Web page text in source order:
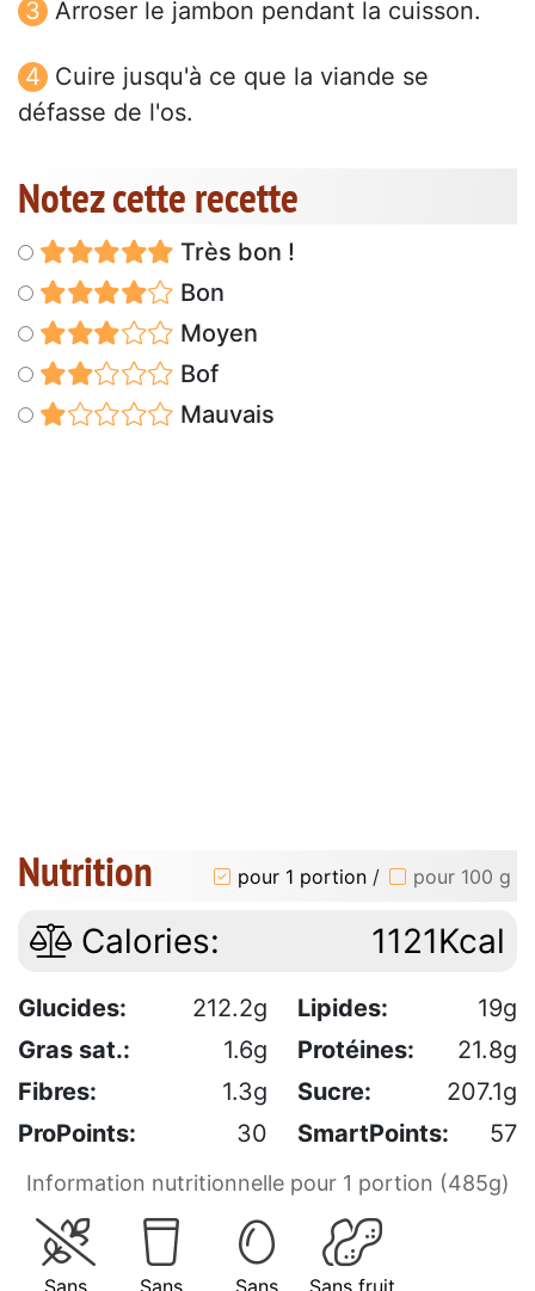
Arroser le jambon pendant la cuisson.
Cuire jusqu'à ce que la viande se
défasse de l'os.
Notez cette recette
Très bon !
Bon
Moyen
Bof
Mauvais
Nutrition pour 1 portion / pour 100 g
Calories: 1121Kcal
Glucides: 212.2g Lipides:
19g
Gras sat.:
1.6g Protéines:
21.8g
Fibres:
1.3g Sucre:
207.1g
ProPoints:
30 SmartPoints: 57
Information nutritionnelle pour 1 portion (485g)